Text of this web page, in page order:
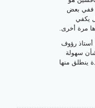
ففي بعض
يكفي
مرة أخرى.
أستاذ رؤوف
سهولة
ينطلق منها